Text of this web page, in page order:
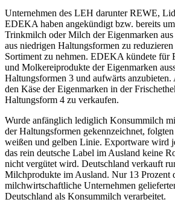
Unternehmen des LEH darunter REWE,
EDEKA haben angekündigt bzw. bereits
Trinkmilch oder Milch der Eigenmarken
aus niedrigen Haltungsformen zu
Sortiment zu nehmen. EDEKA kündete für
und Molkereiprodukte der Eigenmarken
Haltungsformen 3 und aufwärts
den Käse der Eigenmarken in der
Haltungsform 4 zu verkaufen.
Wurde anfänglich lediglich Konsummilch
der Haltungsformen gekennzeichnet,
weißen und gelben Linie. Exportware wird
das rein deutsche Label im Ausland keine
nicht vergütet wird. Deutschland verkauft
Milchprodukte im Ausland. Nur 13 Prozent
milchwirtschaftliche Unternehmen
Deutschland als Konsummilch verarbeitet.